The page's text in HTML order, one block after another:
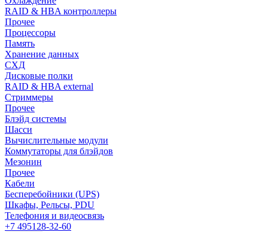
RAID & HBA контроллеры
Прочее
Процессоры
Память
Хранение данных
СХД
Дисковые полки
RAID & HBA external
Стриммеры
Прочее
Блэйд системы
Шасси
Вычислительные модули
Коммутаторы для блэйдов
Мезонин
Прочее
Кабели
Бесперебойники (UPS)
Шкафы, Рельсы, PDU
Телефония и видеосвязь
+7 495128-32-60